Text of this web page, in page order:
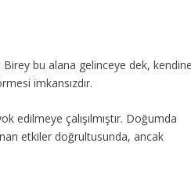
Birey bu alana gelinceye dek,
imkansızdır.
edilmeye çalışılmıştır. Doğumda
etkiler doğrultusunda, ancak